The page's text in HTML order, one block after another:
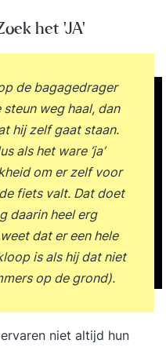
het ‘JA’
de bagagedrager
weg haal, dan
hij zelf gaat staan.
als het ware ‘ja’
om er zelf voor
fiets valt. Dat doet
daarin heel erg
dat er een hele
is als hij dat niet
op de grond).
niet altijd hun